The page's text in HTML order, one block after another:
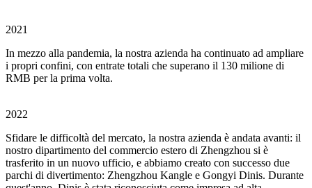
2021
In mezzo alla pandemia, la nostra azienda ha continuato ad ampliare
i propri confini, con entrate totali che superano il 130 milione di
RMB per la prima volta.
2022
Sfidare le difficoltà del mercato, la nostra azienda è andata avanti: il
nostro dipartimento del commercio estero di Zhengzhou si è
trasferito in un nuovo ufficio, e abbiamo creato con successo due
parchi di divertimento: Zhengzhou Kangle e Gongyi Dinis. Durante